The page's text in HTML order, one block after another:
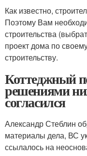
Как известно,
Поэтому Вам
строительства
проект дома по
строительству.
Коттеджный
решениями
согласился
Александр Стеблин
материалы дела, ВС
ссылалось на